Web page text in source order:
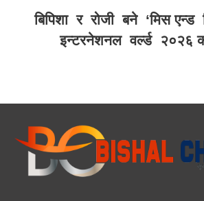
बिपिशा र रोजी बने ‘मिस
इन्टरनेशनल वर्ल्ड २०२६